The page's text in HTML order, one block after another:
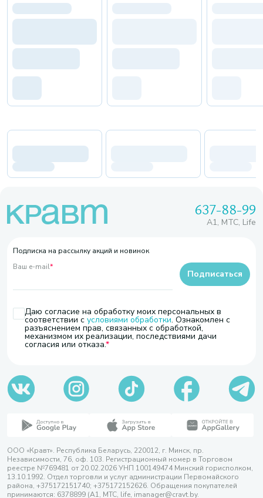
637-88-99
A1, МТС, Life
Подписка на рассылку акций и новинок
Ваш e-mail*
Даю согласие на обработку моих персональных в
соответствии с условиями обработки. Ознакомлен с
разъяснением прав, связанных с обработкой,
механизмом их реализации, последствиями дачи
согласия или отказа.
Подписаться
ООО «Кравт». Республика Беларусь, 220012, г. Минск, пр.
Независимости, 76, оф. 103. Регистрационный номер в Торговом
реестре №769481 от 20.02.2026 УНП 100149474 Минский горисполком,
13.10.1992. Отдел торговли и услуг администрации Первомайского
района, +375172151740; +375172152626. Обращения покупателей
принимаются: 6378899 (А1, МТС, life, imanager@cravt.by.